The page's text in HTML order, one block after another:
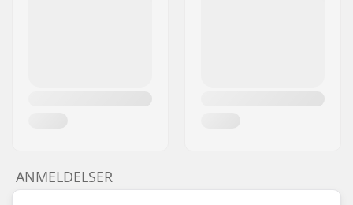
ANMELDELSER